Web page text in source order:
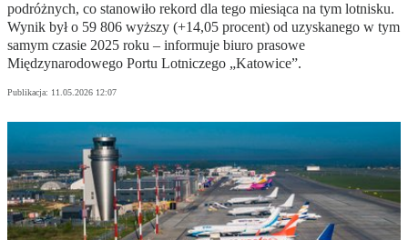
podróżnych, co stanowiło rekord dla tego miesiąca na tym lotnisku.
Wynik był o 59 806 wyższy (+14,05 procent) od uzyskanego w tym
samym czasie 2025 roku – informuje biuro prasowe
Międzynarodowego Portu Lotniczego „Katowice”.
Publikacja: 11.05.2026 12:07